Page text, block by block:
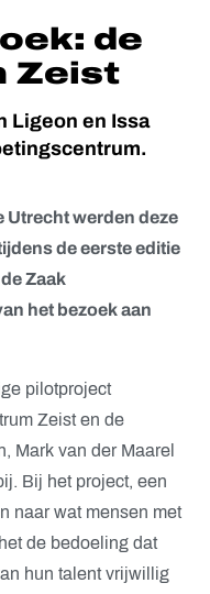
LEZEN IN ZEIST
de
Zeist
Ligeon en Issa
Utrecht werden deze
de eerste editie
Zaak
het bezoek aan
pilotproject
Zeist en de
Mark van der Maarel
Bij het project, een
naar wat mensen met
de bedoeling dat
hun talent vrijwillig